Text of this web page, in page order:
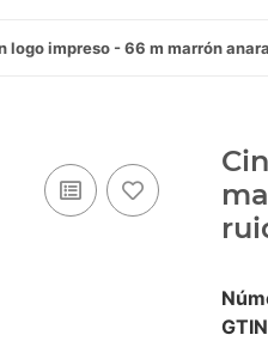
logo impreso - 66 m marrón